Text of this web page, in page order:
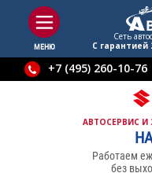
МЕНЮ
Сеть
С гарантией
+7 (495) 260-10-76
АВТОСЕРВИС
Работаем
без